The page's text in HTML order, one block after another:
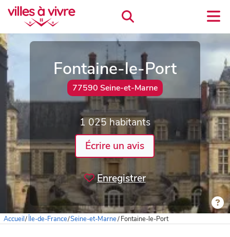
Fontaine-le-Port
77590 Seine-et-Marne
1 025 habitants
Écrire un avis
Enregistrer
Accueil/Île-de-France/Seine-et-Marne/Fontaine-le-Port